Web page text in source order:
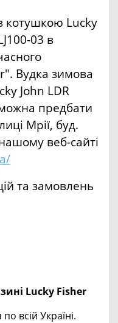
котушкою Lucky
03 в
Вудка зимова
John LDR
предбати
Мрії, буд.
веб-сайті
та замовлень
Lucky Fisher
всій Україні.